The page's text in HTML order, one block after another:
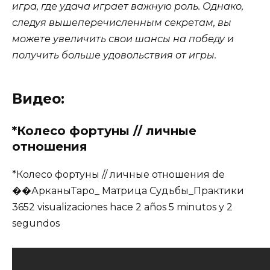
игра, где удача играет важную роль. Однако,
следуя вышеперечисленным секретам, вы
можете увеличить свои шансы на победу и
получить больше удовольствия от игры.
Видео:
*Колесо фортуны // личные
отношения
*Колесо фортуны // личные отношения de
��АрканыТаро_ Матрица Судьбы_Практики
3652 visualizaciones hace 2 años 5 minutos y 2
segundos